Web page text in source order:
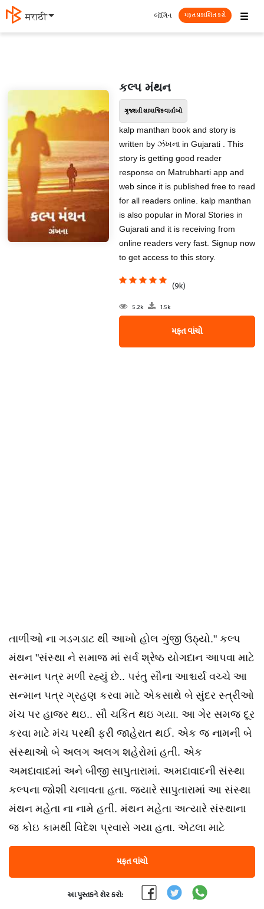
मराठी ☰
લૉગિન મફત પ્રકાશિત કરો
કલ્પ મંથન
ગુજરાતી સામાજિક વાર્તાઓ
kalp manthan book and story is
written by ઝંખના in Gujarati . This
story is getting good reader
response on Matrubharti app and
web since it is published free to read
for all readers online. kalp manthan
is also popular in Moral Stories in
Gujarati and it is receiving from
online readers very fast. Signup now
to get access to this story.
(9k)
5.2k 1.5k
મફત વાંચો
તાળીઓ ના ગડગડાટ થી આખો હોલ ગુંજી ઉઠ્યો." કલ્પ
મંથન "સંસ્થા ને સમાજ માં સર્વ શ્રેષ્ઠ યોગદાન આપવા માટે
સન્માન પત્ર મળી રહ્યું છે.. પરંતુ સૌના આશ્ચર્ય વચ્ચે આ
સન્માન પત્ર ગ્રહણ કરવા માટે એકસાથે બે સુંદર સ્ત્રીઓ
મંચ પર હાજર થઇ.. સૌ ચકિત થઇ ગયા. આ ગેર સમજ દૂર
કરવા માટે મંચ પરથી ફરી જાહેરાત થઈ. એક જ નામની બે
સંસ્થાઓ બે અલગ અલગ શહેરોમાં હતી. એક
અમદાવાદમાં અને બીજી સાપુતારામાં. અમદાવાદની સંસ્થા
કલ્પના જોશી ચલાવતા હતા. જ્યારે સાપુતારામાં આ સંસ્થા
મંથન મહેતા ના નામે હતી. મંથન મહેતા અત્યારે સંસ્થાના
જ કોઇ કામથી વિદેશ પ્રવાસે ગયા હતા. એટલા માટે
મફત વાંચો
આ પુસ્તકને શેર કરો: